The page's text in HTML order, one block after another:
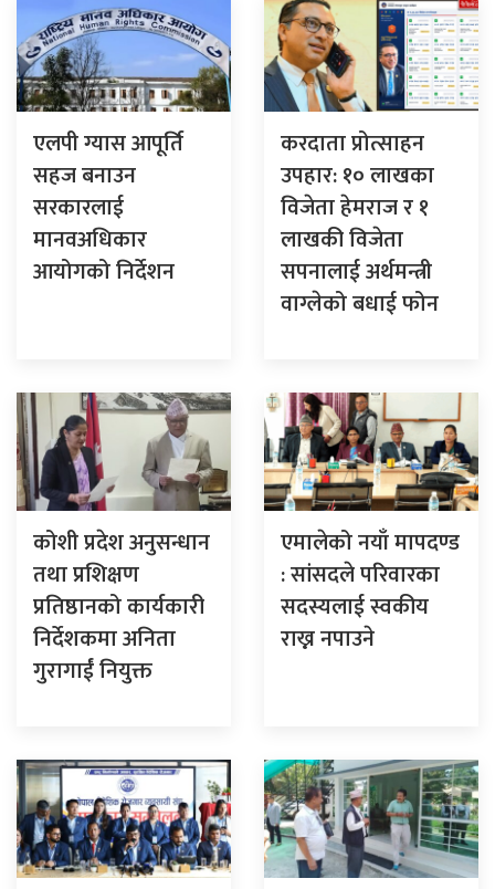
एलपी ग्यास आपूर्ति
सहज बनाउन
सरकारलाई
मानवअधिकार
आयोगको निर्देशन
करदाता प्रोत्साहन
उपहार: १० लाखका
विजेता हेमराज र १
लाखकी विजेता
सपनालाई अर्थमन्त्री
वाग्लेको बधाई फोन
कोशी प्रदेश अनुसन्धान
तथा प्रशिक्षण
प्रतिष्ठानको कार्यकारी
निर्देशकमा अनिता
गुरागाईं नियुक्त
एमालेको नयाँ मापदण्ड
: सांसदले परिवारका
सदस्यलाई स्वकीय
राख्न नपाउने